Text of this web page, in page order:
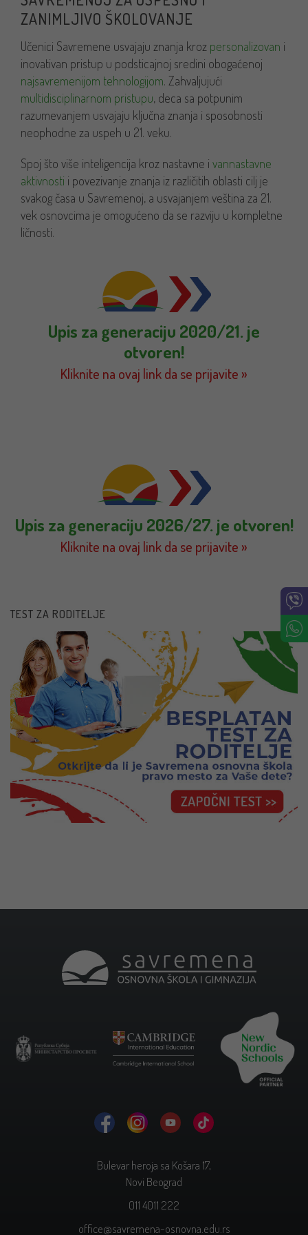
TEST ZA RODITELJE
ZANIMLJIVO ŠKOLOVANJE
Učenici Savremene usvajaju znanja kroz personalizovan i
inovativan pristup u podsticajnoj sredini obogaćenoj
najsavremenijom tehnologijom. Zahvaljujući
multidisciplinarnom pristupu, deca sa potpunim
razumevanjem usvajaju ključna znanja i sposobnosti
neophodne za uspeh u 21. veku.
Spoj što više inteligencija kroz nastavne i vannastavne
aktivnosti i povezivanje znanja iz različitih oblasti cilj je
svakog časa u Savremenoj, a usvajanjem veština za 21.
vek osnovcima je omogućeno da se razviju u kompletne
ličnosti.
Upis za generaciju 2020/21. je
otvoren!
Kliknite na ovaj link da se prijavite »
Upis za generaciju 2026/27. je otvoren!
Kliknite na ovaj link da se prijavite »
Bulevar heroja sa Košara 17,
Novi Beograd
011 4011 222
office@savremena-osnovna.edu.rs